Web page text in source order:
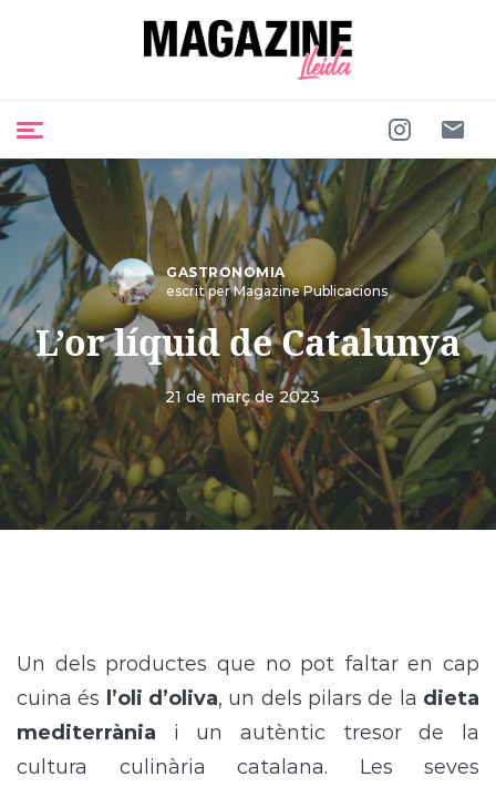
GASTRONOMIA
escrit per Magazine Publicacions
L’or líquid de Catalunya
21 de març de 2023
Un dels productes que no pot faltar en cap
cuina és l’oli d’oliva, un dels pilars de la dieta
mediterrània i un autèntic tresor de la
cultura culinària catalana. Les seves